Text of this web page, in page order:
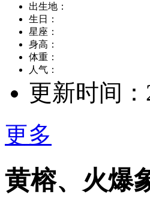
出生地：
生日：
星座：
身高：
体重：
人气：
更新时间：
更多
黄榕、火爆